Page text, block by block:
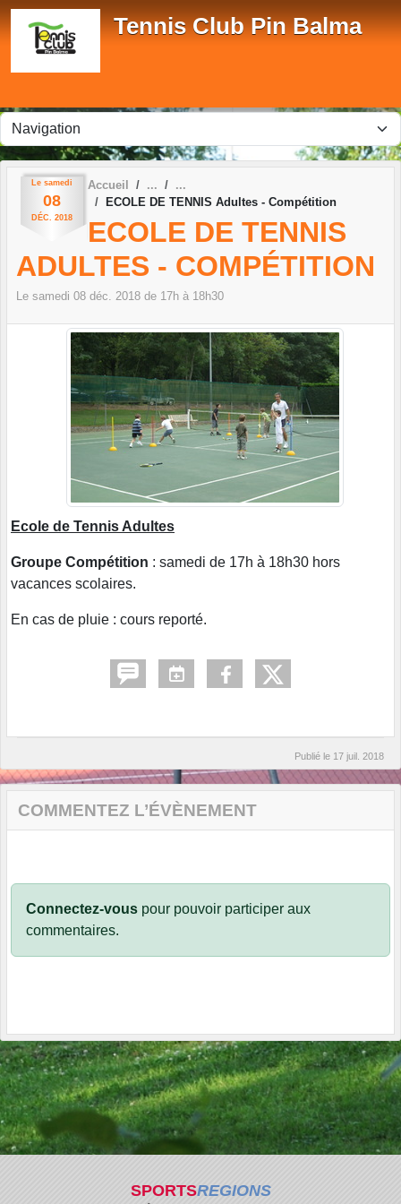
Tennis Club Pin Balma
Le samedi
08
DÉC. 2018
Accueil
ECOLE DE TENNIS Adultes - Compétition
ECOLE DE TENNIS
ADULTES - COMPÉTITION
Le samedi 08 déc. 2018 de 17h à 18h30
Ecole de Tennis Adultes
Groupe Compétition : samedi de 17h à 18h30 hors
vacances scolaires.
En cas de pluie : cours reporté.
Publié le 17 juil. 2018
COMMENTEZ L’ÉVÈNEMENT
Connectez-vous pour pouvoir participer aux
commentaires.
SPORTSREGIONS
Panneau de gestion des cookies